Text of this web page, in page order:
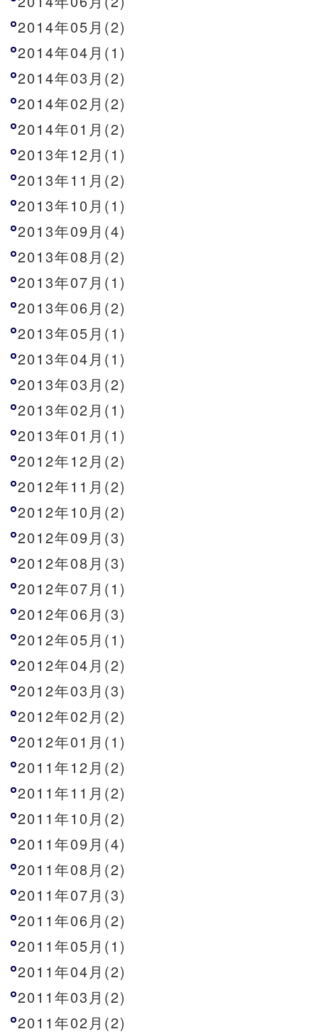
2014年05月(2)
2014年04月(1)
2014年03月(2)
2014年02月(2)
2014年01月(2)
2013年12月(1)
2013年11月(2)
2013年10月(1)
2013年09月(4)
2013年08月(2)
2013年07月(1)
2013年06月(2)
2013年05月(1)
2013年04月(1)
2013年03月(2)
2013年02月(1)
2013年01月(1)
2012年12月(2)
2012年11月(2)
2012年10月(2)
2012年09月(3)
2012年08月(3)
2012年07月(1)
2012年06月(3)
2012年05月(1)
2012年04月(2)
2012年03月(3)
2012年02月(2)
2012年01月(1)
2011年12月(2)
2011年11月(2)
2011年10月(2)
2011年09月(4)
2011年08月(2)
2011年07月(3)
2011年06月(2)
2011年05月(1)
2011年04月(2)
2011年03月(2)
2011年02月(2)